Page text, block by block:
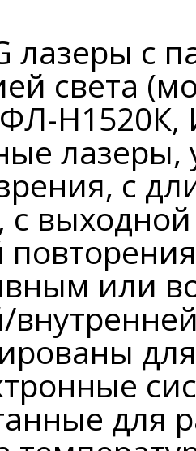
лазеры с
света
лазеры,
с
с
или
для